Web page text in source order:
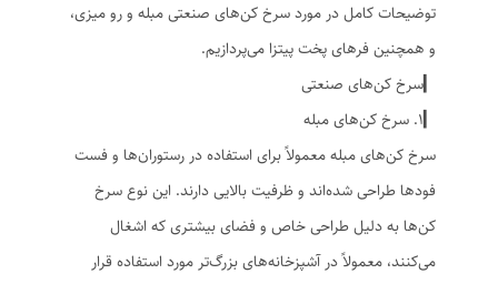
توضیحات کامل در مورد سرخ کن‌های صنعتی مبله و رو میزی،
و همچنین فرهای پخت پیتزا می‌پردازیم.
▎سرخ کن‌های صنعتی
سرخ کن‌های مبله معمولاً برای استفاده در رستوران‌ها و فست
فودها طراحی شده‌اند و ظرفیت بالایی دارند. این نوع سرخ
کن‌ها به دلیل طراحی خاص و فضای بیشتری که اشغال
می‌کنند، معمولاً در آشپزخانه‌های بزرگ‌تر مورد استفاده قرار